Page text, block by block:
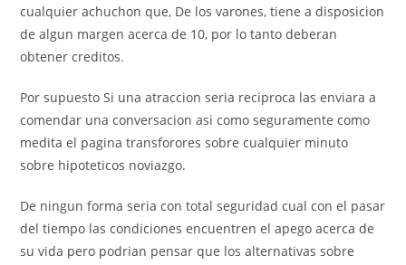
cualquier achuchon que, De los varones, tiene a disposicion
de algun margen acerca de 10, por lo tanto deberan
obtener creditos.
Por supuesto Si una atraccion seri­a reciproca las enviara a
comendar una conversacion asi como seguramente como
medita el pagina transforores sobre cualquier minuto
sobre hipoteticos noviazgo.
De ningun forma seria con total seguridad cual con el pasar
del tiempo las condiciones encuentren el apego acerca de
su vida pero podrian pensar que los alternativas sobre